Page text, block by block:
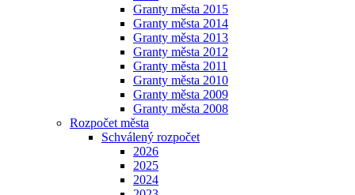
Granty města 2015
Granty města 2014
Granty města 2013
Granty města 2012
Granty města 2011
Granty města 2010
Granty města 2009
Granty města 2008
Rozpočet města
Schválený rozpočet
2026
2025
2024